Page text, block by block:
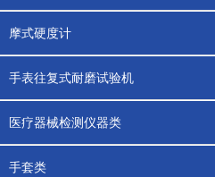
摩式硬度计
手表往复式耐磨试验机
医疗器械检测仪器类
手套类